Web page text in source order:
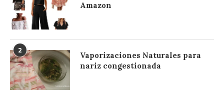
Amazon
2
Vaporizaciones Naturales para
nariz congestionada